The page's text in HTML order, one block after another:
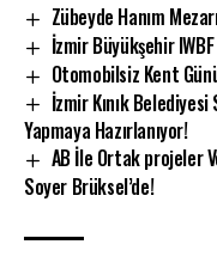
Zübeyde Hanım
İzmir Büyükşehir
Otomobilsiz Kent
İzmir Kınık
Yapmaya Hazırlanıyor!
AB İle Ortak projeler
Soyer Brüksel’de!